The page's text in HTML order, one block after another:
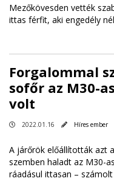
Mezőkövesden vették
ittas férfit, aki engedély
Forgalommal
sofőr az M30-
volt
2022.01.16 Híres ember
A járőrök előállították azt
szemben haladt az M30-
ráadásul ittasan –